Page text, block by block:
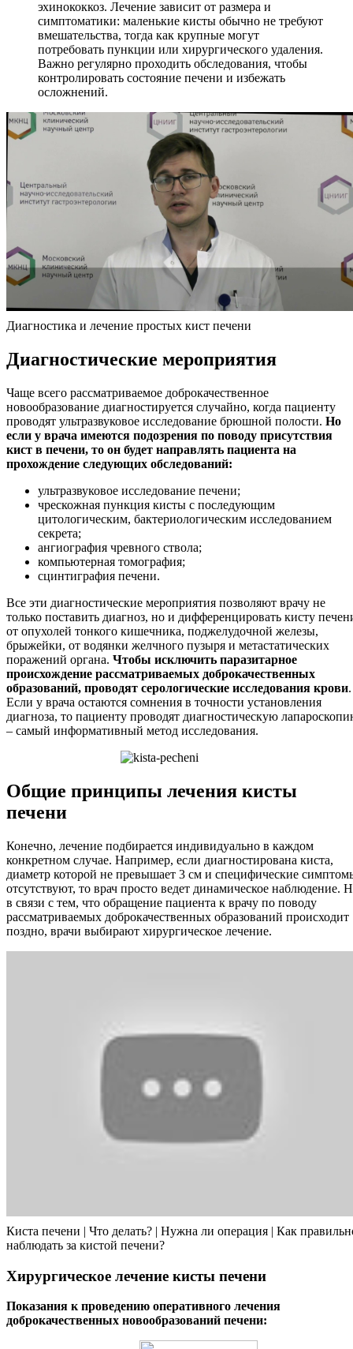
эхинококкоз. Лечение зависит от размера и
симптоматики: маленькие кисты обычно не требуют
вмешательства, тогда как крупные могут
потребовать пункции или хирургического удаления.
Важно регулярно проходить обследования, чтобы
контролировать состояние печени и избежать
осложнений.
Диагностика и лечение простых кист печени
Диагностические мероприятия
Чаще всего рассматриваемое доброкачественное
новообразование диагностируется случайно, когда пациенту
проводят ультразвуковое исследование брюшной полости. Но
если у врача имеются подозрения по поводу присутствия
кист в печени, то он будет направлять пациента на
прохождение следующих обследований:
ультразвуковое исследование печени;
чрескожная пункция кисты с последующим
цитологическим, бактериологическим исследованием
секрета;
ангиография чревного ствола;
компьютерная томография;
сцинтиграфия печени.
Все эти диагностические мероприятия позволяют врачу не
только поставить диагноз, но и дифференцировать кисту
от опухолей тонкого кишечника, поджелудочной железы,
брыжейки, от водянки желчного пузыря и метастатических
поражений органа. Чтобы исключить паразитарное
происхождение рассматриваемых доброкачественных
образований, проводят серологические исследования крови.
Если у врача остаются сомнения в точности установления
диагноза, то пациенту проводят диагностическую
– самый информативный метод исследования.
Общие принципы лечения кисты
печени
Конечно, лечение подбирается индивидуально в каждом
конкретном случае. Например, если диагностирована киста,
диаметр которой не превышает 3 см и специфические
отсутствуют, то врач просто ведет динамическое наблюдение.
в связи с тем, что обращение пациента к врачу по поводу
рассматриваемых доброкачественных образований происходит
поздно, врачи выбирают хирургическое лечение.
Киста печени | Что делать? | Нужна ли операция | Как
наблюдать за кистой печени?
Хирургическое лечение кисты печени
Показания к проведению оперативного лечения
доброкачественных новообразований печени: